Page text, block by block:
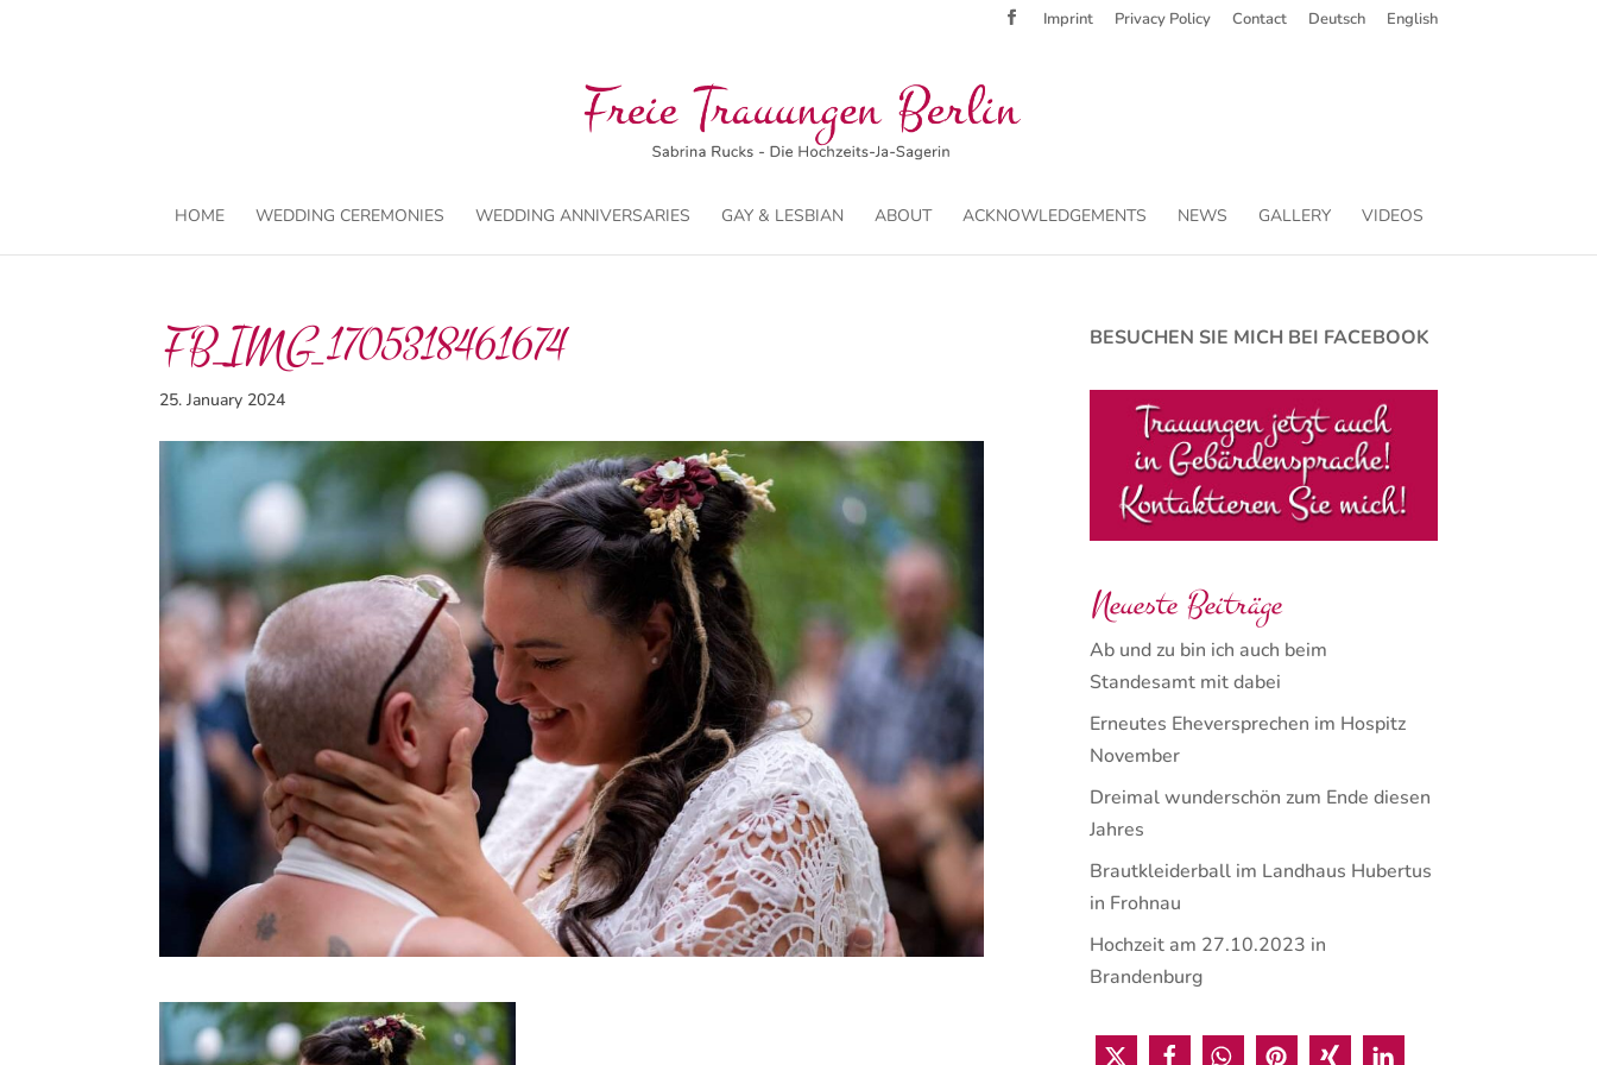
Imprint Privacy Policy Contact Deutsch English
HOME WEDDING CEREMONIES WEDDING ANNIVERSARIES GAY & LESBIAN ABOUT ACKNOWLEDGEMENTS NEWS GALLERY VIDEOS
FB_IMG_1705318461674
25. January 2024
BESUCHEN SIE MICH BEI FACEBOOK
Neueste Beiträge
Ab und zu bin ich auch beim
Standesamt mit dabei
Erneutes Eheversprechen im Hospitz
November
Dreimal wunderschön zum Ende diesen
Jahres
Brautkleiderball im Landhaus Hubertus
in Frohnau
Hochzeit am 27.10.2023 in
Brandenburg